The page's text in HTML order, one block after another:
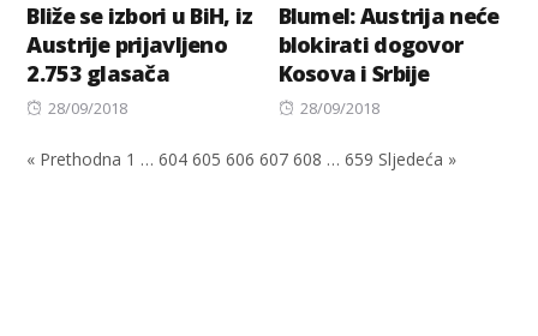
Bliže se izbori u BiH, iz
Austrije prijavljeno
2.753 glasača
Posted
28/09/2018
Blumel: Austrija neće
blokirati dogovor
Kosova i Srbije
Posted
28/09/2018
« Prethodna 1 … 604 605 606 607 608 … 659 Sljedeća »